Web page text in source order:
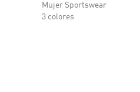
Mujer Sportswear
3 colores